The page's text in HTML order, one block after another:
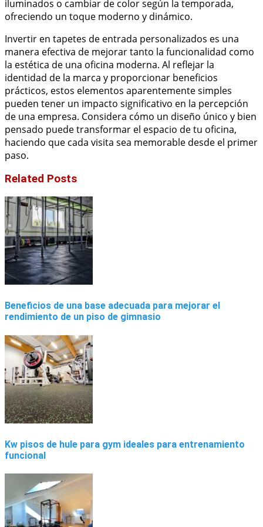
iluminados o cambiar de color según la temporada,
ofreciendo un toque moderno y dinámico.
Invertir en tapetes de entrada personalizados es una
manera efectiva de mejorar tanto la funcionalidad como
la estética de una oficina moderna. Al reflejar la
identidad de la marca y proporcionar beneficios
prácticos, estos elementos aparentemente simples
pueden tener un impacto significativo en la percepción
de una empresa. Considera cómo un diseño único y bien
pensado puede transformar el espacio de tu oficina,
haciendo que cada visita sea memorable desde el primer
paso.
Related Posts
Beneficios de una base adecuada para mejorar el
rendimiento de un piso de gimnasio
Kw pisos de hule para gym ideales para entrenamiento
funcional